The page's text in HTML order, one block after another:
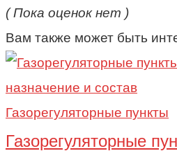
( Пока оценок нет )
Вам также может быть
Газорегуляторные пункты
Газорегуляторные